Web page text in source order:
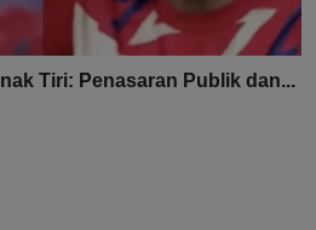
Tiri: Penasaran Publik dan...